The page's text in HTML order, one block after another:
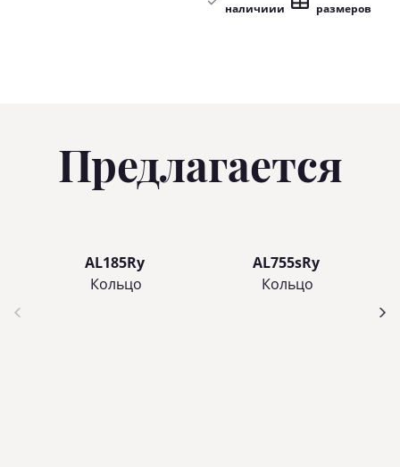
наличиии
размеров
Предлагается
AL185Ry
Кольцo
AL755sRy
Кольцo